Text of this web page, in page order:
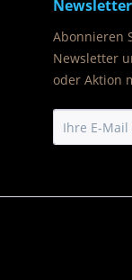
Newsletter
Abonnieren
Newsletter
oder Aktion